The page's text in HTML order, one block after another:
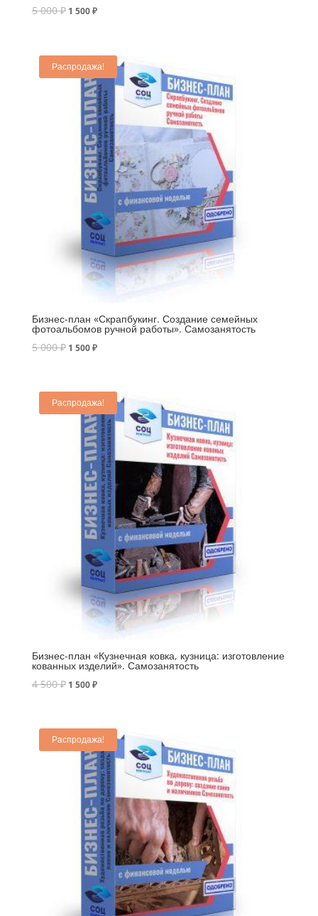
5 000₽ 1 500₽
Распродажа!
Бизнес-план «Скрапбукинг. Создание семейных
фотоальбомов ручной работы». Самозанятость
5 000₽ 1 500₽
Распродажа!
Бизнес-план «Кузнечная ковка, кузница: изготовление
кованных изделий». Самозанятость
4 500₽ 1 500₽
Распродажа!